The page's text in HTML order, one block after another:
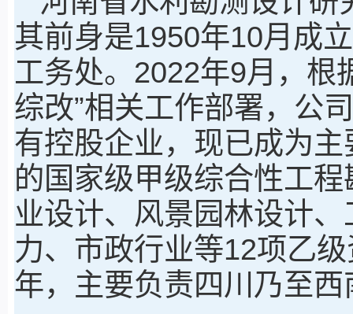
其前身是1950年10月成
工务处。2022年9月，根
综改”相关工作部署，公
有控股企业，现已成为
的国家级甲级综合性工
业设计、风景园林设计
力、市政行业等12项乙
年，主要负责四川乃至